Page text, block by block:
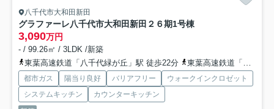
八千代市大和田新田
グラファーレ八千代市大和田新田２６期1号棟
3,090万円
- / 99.26㎡ / 3LDK /新築
東葉高速鉄道「八千代緑が丘」駅 徒歩22分
東葉高速鉄道「八千代中央」駅 徒歩24分
都市ガス 陽当り良好 バリアフリー
ウォークインクロゼット
システムキッチン
カウンターキッチン